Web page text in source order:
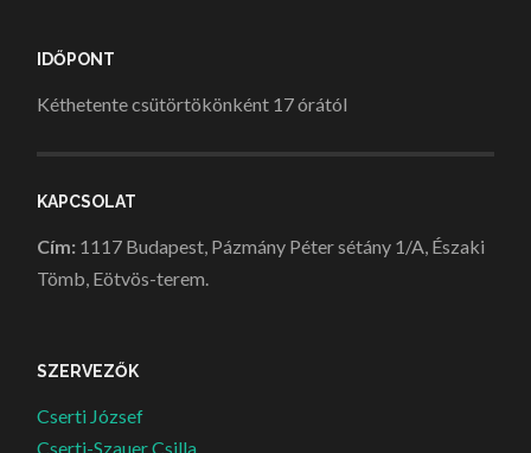
IDŐPONT
Kéthetente csütörtökönként 17 órától
KAPCSOLAT
Cím: 1117 Budapest, Pázmány Péter sétány 1/A, Északi
Tömb, Eötvös-terem.
SZERVEZŐK
Cserti József
Cserti-Szauer Csilla